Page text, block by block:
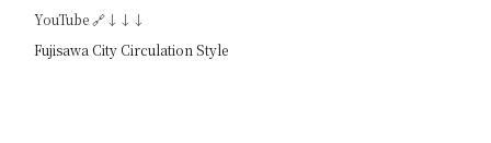
YouTube 🔗↓↓↓
Fujisawa City Circulation Style